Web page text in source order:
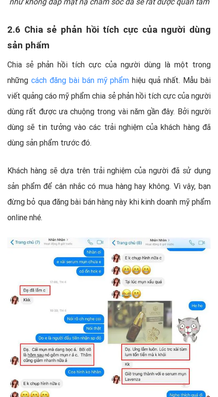
2.6 Chia sẻ phản hồi tích cực của người dùng
sản phẩm
Chia sẻ phản hồi tích cực của người dùng là một trong
những cách đăng bài bán mỹ phẩm hiệu quả nhất. Mẫu bài
viết quảng cáo mỹ phẩm chia sẻ phản hồi tích cực của người
dùng rất được ưa chuộng trong vài năm gần đây. Bởi người
dùng sẽ tin tưởng vào các trải nghiệm của khách hàng đã
dùng sản phẩm trước đó.
Khách hàng sẽ dựa trên trải nghiệm của người đã sử dụng
sản phẩm để cân nhắc có mua hàng hay không. Vì vậy, bạn
đừng bỏ qua đăng bài bán hàng này khi kinh doanh mỹ phẩm
online nhé.